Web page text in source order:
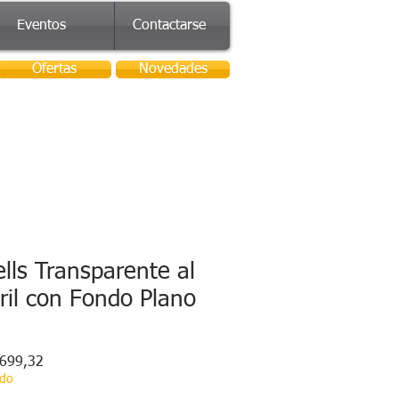
Eventos Contactarse
Ofertas Novedades
Transparente al
con Fondo Plano